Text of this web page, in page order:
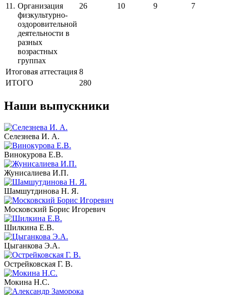
11. Организация
физкультурно-
оздоровительной
деятельности в
разных
возрастных
группах
26 10 9 7
Итоговая аттестация 8
ИТОГО
280
Наши выпускники
Селезнева И. А.
Винокурова Е.В.
Жунисалиева И.П.
Шамшутдинова Н. Я.
Московский Борис Игоревич
Шилкина Е.В.
Цыганкова Э.А.
Острейковская Г. В.
Мокина Н.С.